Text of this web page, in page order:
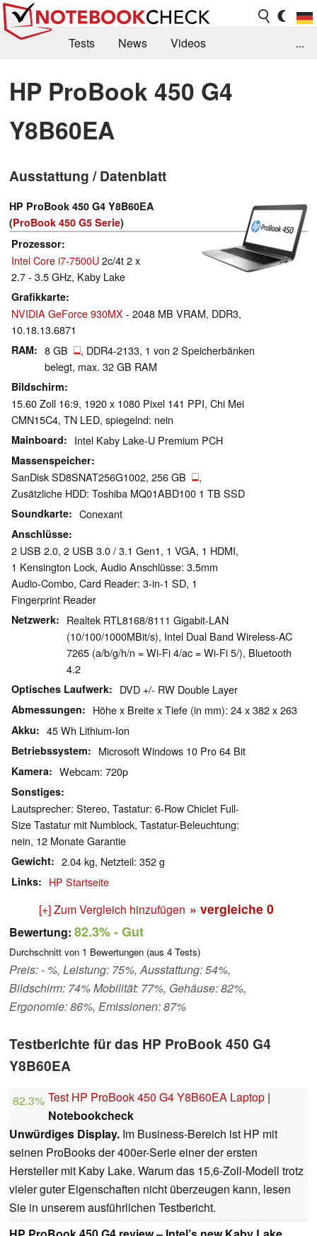
Tests News
Videos
Kaufberatung
Deals Suche
Jobs
Forum
...
HP ProBook 450 G4
Y8B60EA
Ausstattung / Datenblatt
HP ProBook 450 G4 Y8B60EA
(ProBook 450 G5 Serie)
Prozessor
Intel Core i7-7500U2c/4t 2 x
2.7 - 3.5 GHz, Kaby Lake
Grafikkarte
NVIDIA GeForce 930MX - 2048 MB VRAM, DDR3,
10.18.13.6871
RAM 8 GB
, DDR4-2133, 1 von 2 Speicherbänken
belegt, max. 32 GB RAM
Bildschirm
15.60 Zoll 16:9, 1920 x 1080 Pixel 141 PPI, Chi Mei
CMN15C4, TN LED, spiegelnd: nein
Mainboard Intel Kaby Lake-U Premium PCH
Massenspeicher
SanDisk SD8SNAT256G1002, 256 GB
,
Zusätzliche HDD: Toshiba MQ01ABD100 1 TB SSD
Soundkarte Conexant
Anschlüsse
2 USB 2.0, 2 USB 3.0 / 3.1 Gen1, 1 VGA, 1 HDMI,
1 Kensington Lock, Audio Anschlüsse: 3.5mm
Audio-Combo, Card Reader: 3-in-1 SD, 1
Fingerprint Reader
Netzwerk
Realtek RTL8168/8111 Gigabit-LAN
(10/100/1000MBit/s), Intel Dual Band Wireless-AC
7265 (a/b/g/h/n = Wi-Fi 4/ac = Wi-Fi 5/), Bluetooth
4.2
Optisches Laufwerk DVD +/- RW Double Layer
Abmessungen Höhe x Breite x Tiefe (in mm): 24 x 382 x 263
Akku 45 Wh Lithium-Ion
Betriebssystem Microsoft Windows 10 Pro 64 Bit
Kamera Webcam: 720p
Sonstiges
Lautsprecher: Stereo, Tastatur: 6-Row Chiclet Full-
Size Tastatur mit Numblock, Tastatur-Beleuchtung:
nein, 12 Monate Garantie
Gewicht 2.04 kg, Netzteil: 352 g
Links HP Startseite
[+] Zum Vergleich hinzufügen » vergleiche 0
Bewertung: 82.3%- Gut
Durchschnitt von 1 Bewertungen (aus 4 Tests)
Preis: - %, Leistung: 75%, Ausstattung: 54%,
Bildschirm: 74% Mobilität: 77%, Gehäuse: 82%,
Ergonomie: 86%, Emissionen: 87%
Testberichte für das HP ProBook 450 G4
Y8B60EA
82.3% Test HP ProBook 450 G4 Y8B60EA Laptop |
Notebookcheck
Unwürdiges Display. Im Business-Bereich ist HP mit
seinen ProBooks der 400er-Serie einer der ersten
Hersteller mit Kaby Lake. Warum das 15,6-Zoll-Modell trotz
vieler guter Eigenschaften nicht überzeugen kann, lesen
Sie in unserem ausführlichen Testbericht.